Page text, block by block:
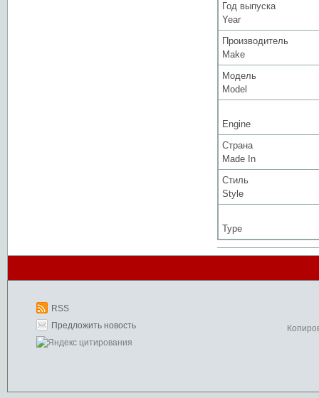
Год выпуска
Year
Производитель
Make
Модель
Model
Engine
Страна
Made In
Стиль
Style
Type
RSS
Предложить новость